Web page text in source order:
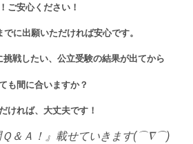
ご安心ください！
出願いただければ安心です。
挑戦したい、公立受験の結果が出てから
間に合いますか？
ければ、大丈夫です！
Ｑ＆Ａ！』載せていきます(⌒∇⌒)